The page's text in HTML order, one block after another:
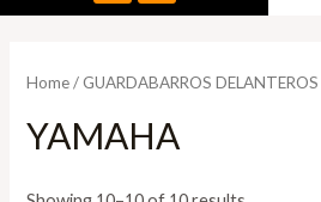
Home/ GUARDABARROS DELANTEROS
YAMAHA